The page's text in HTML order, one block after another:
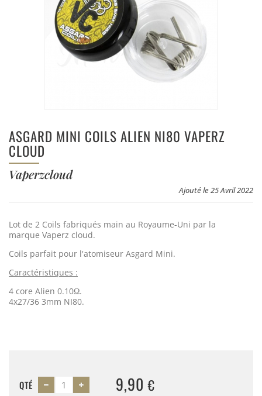
ASGARD MINI COILS ALIEN NI80 VAPERZ
CLOUD
Vaperzcloud
Ajouté le 25 Avril 2022
Lot de 2 Coils fabriqués main au Royaume-Uni par la
marque Vaperz cloud.
Coils parfait pour l'atomiseur Asgard Mini.
Caractéristiques :
4 core Alien 0.10Ω.
4x27/36 3mm NI80.
QTÉ 9,90€